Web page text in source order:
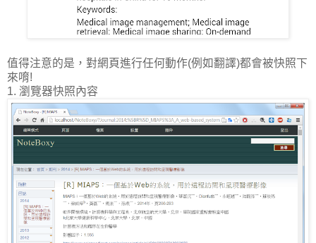
值得注意的是，對網頁進行任何動作(例如翻譯)都會被快照下
來唷!
1. 瀏覽器快照內容